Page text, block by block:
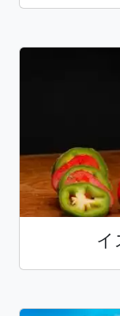
イ